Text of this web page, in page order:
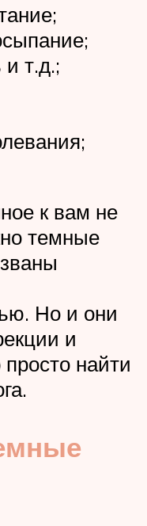
и т.д.;
к вам не
темные
Но и они
и
найти